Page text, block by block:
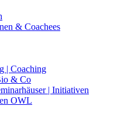
& Coachees
| Coaching
& Co
| Initiativen
OWL